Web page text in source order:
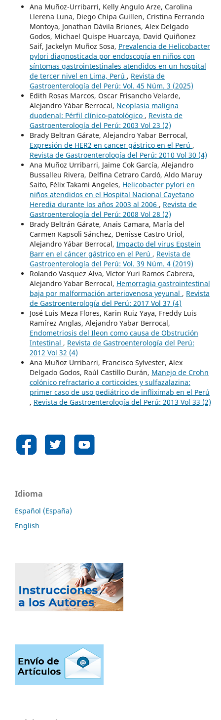
Ana Muñoz-Urribarri, Kelly Angulo Arze, Carolina
Llerena Luna, Diego Chipa Guillen, Cristina Ferrando
Montoya, Jonathan Dávila Briones, Alex Delgado
Godos, Michael Quispe Huarcaya, David Quiñonez
Saif, Jackelyn Muñoz Sosa, Prevalencia de Helicobacter
pylori diagnosticada por endoscopía en niños con
síntomas gastrointestinales atendidos en un hospital
de tercer nivel en Lima, Perú , Revista de
Gastroenterología del Perú: Vol. 45 Núm. 3 (2025)
Edith Rosas Marcos, Oscar Frisancho Velarde,
Alejandro Yàbar Berrocal, Neoplasia maligna
duodenal: Pérfil clínico-patológico , Revista de
Gastroenterología del Perú: 2003 Vol 23 (2)
Brady Beltran Gárate, Alejandro Yabar Berrocal,
Expresión de HER2 en cancer gástrico en el Perú ,
Revista de Gastroenterología del Perú: 2010 Vol 30 (4)
Ana Muñoz Urribarri, Jaime Cok García, Alejandro
Bussalleu Rivera, Delfina Cetraro Cardó, Aldo Maruy
Saito, Félix Takami Angeles, Helicobacter pylori en
niños atendidos en el Hospital Nacional Cayetano
Heredia durante los años 2003 al 2006 , Revista de
Gastroenterología del Perú: 2008 Vol 28 (2)
Brady Beltrán Gárate, Anais Camara, María del
Carmen Kapsoli Sánchez, Denisse Castro Uriol,
Alejandro Yábar Berrocal, Impacto del virus Epstein
Barr en el cáncer gástrico en el Perú , Revista de
Gastroenterología del Perú: Vol. 39 Núm. 4 (2019)
Rolando Vasquez Alva, Víctor Yuri Ramos Cabrera,
Alejandro Yabar Berrocal, Hemorragia gastrointestinal
baja por malformación arteriovenosa yeyunal , Revista
de Gastroenterología del Perú: 2017 Vol 37 (4)
José Luis Meza Flores, Karin Ruiz Yaya, Freddy Luis
Ramírez Anglas, Alejandro Yabar Berrocal,
Endometriosis del Ileon como causa de Obstrución
Intestinal , Revista de Gastroenterología del Perú:
2012 Vol 32 (4)
Ana Muñoz Urribarri, Francisco Sylvester, Alex
Delgado Godos, Raúl Castillo Durán, Manejo de Crohn
colónico refractario a corticoides y sulfazalazina:
primer caso de uso pediátrico de infliximab en el Perú
, Revista de Gastroenterología del Perú: 2013 Vol 33 (2)
Idioma
Español (España)
English